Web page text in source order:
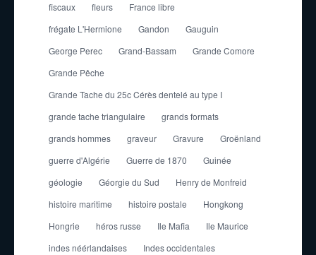
fiscaux
fleurs
France libre
frégate L'Hermione
Gandon
Gauguin
George Perec
Grand-Bassam
Grande Comore
Grande Pêche
Grande Tache du 25c Cérès dentelé au type I
grande tache triangulaire
grands formats
grands hommes
graveur Gravure
Groënland
guerre d'Algérie
Guerre de 1870
Guinée
géologie
Géorgie du Sud
Henry de Monfreid
histoire maritime
histoire postale
Hongkong
Hongrie
héros russe Ile Mafia
Ile Maurice
indes néérlandaises
Indes occidentales